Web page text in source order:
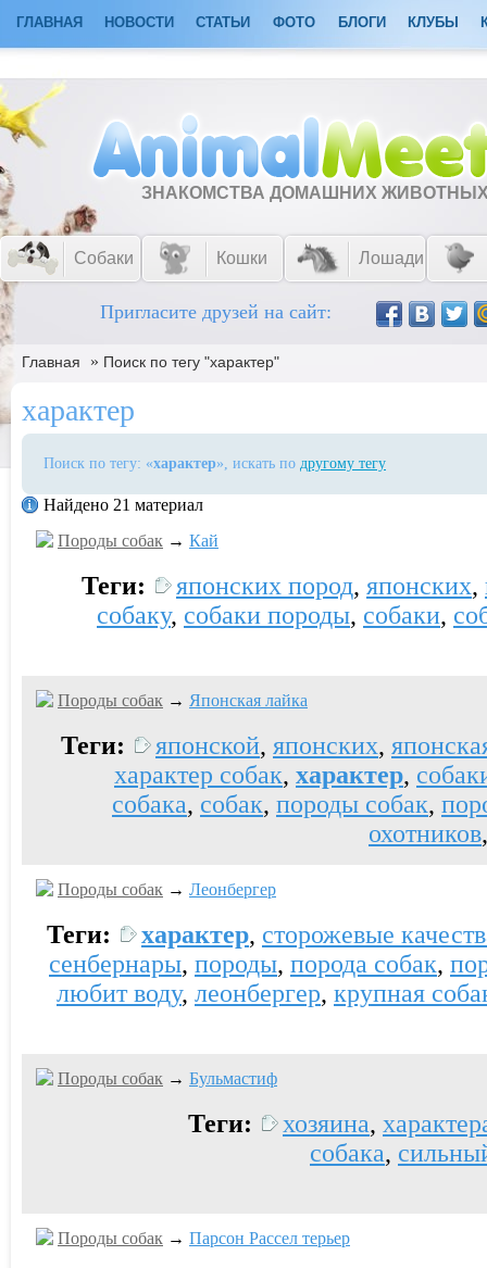
ГЛАВНАЯ НОВОСТИ СТАТЬИ ФОТО БЛОГИ КЛУБЫ
ЗНАКОМСТВА ДОМАШНИХ
Собаки Кошки Лошади
Пригласите друзей на сайт:
Главная » Поиск по тегу "характер"
характер
Поиск по тегу: «характер», искать по другому тегу
Найдено 21 материал
Породы собак → Кай
Теги: японских пород, японских,
собаку, собаки породы, собаки,
Породы собак → Японская лайка
Теги: японской, японских,
характер собак, характер,
собака, собак, породы собак,
охотников
Породы собак → Леонбергер
Теги: характер, сторожевые
сенбернары, породы, порода собак,
любит воду, леонбергер, крупная
Породы собак → Бульмастиф
Теги: хозяина,
собака,
Породы собак → Парсон Рассел терьер